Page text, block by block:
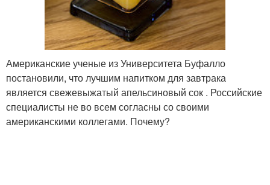
Американские ученые из Университета Буфалло
постановили, что лучшим напитком для завтрака
является свежевыжатый апельсиновый сок . Российские
специалисты не во всем согласны со своими
американскими коллегами. Почему?